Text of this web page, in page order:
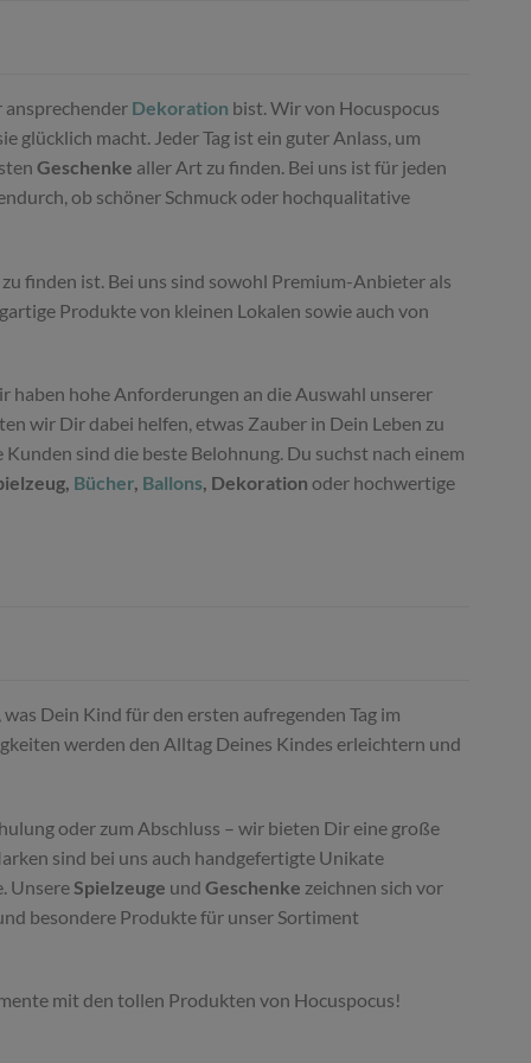
Dekoration bist. Wir von Hocuspocus
glücklich macht. Jeder Tag ist ein guter Anlass, um
Geschenke aller Art zu finden. Bei uns ist für jeden
ob schöner Schmuck oder hochqualitative
finden ist. Bei uns sind sowohl Premium-Anbieter als
Produkte von kleinen Lokalen sowie auch von
haben hohe Anforderungen an die Auswahl unserer
wir Dir dabei helfen, etwas Zauber in Dein Leben zu
sind die beste Belohnung. Du suchst nach einem
Bücher, Ballons, Dekoration oder hochwertige
Dein Kind für den ersten aufregenden Tag im
werden den Alltag Deines Kindes erleichtern und
oder zum Abschluss – wir bieten Dir eine große
sind bei uns auch handgefertigte Unikate
Unsere Spielzeuge und Geschenke zeichnen sich vor
besondere Produkte für unser Sortiment
mit den tollen Produkten von Hocuspocus!